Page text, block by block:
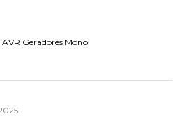
Geradores Mono